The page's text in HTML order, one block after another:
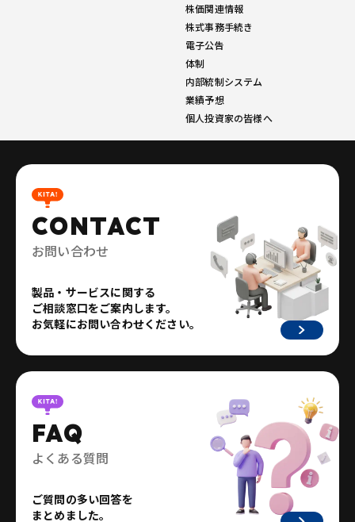
株価関連情報
株式事務手続き
電子公告
体制
内部統制システム
業績予想
個人投資家の皆様へ
CONTACT
お問い合わせ
製品・サービスに関する
ご相談窓口をご案内します。
お気軽にお問い合わせください。
FAQ
よくある質問
ご質問の多い回答を
まとめました。